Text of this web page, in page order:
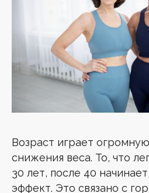
Возраст играет
снижения веса. То, что
30 лет, после 40
эффект. Это связано с